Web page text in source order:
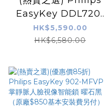
EasyKey DDL720-
FVP人臉視像智能鎖
（原廠安裝費另付）
HK$5,590.00
HK$6,580.00